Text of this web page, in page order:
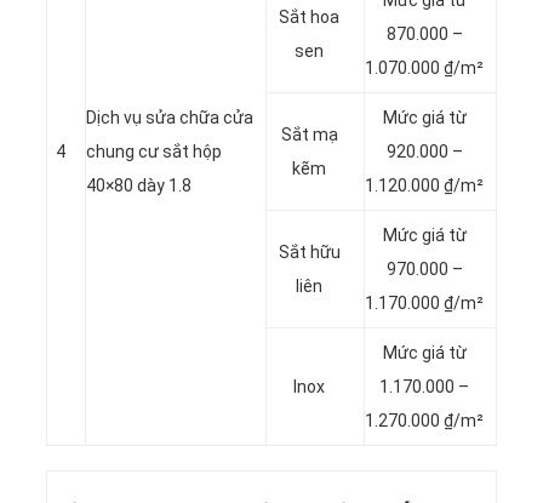
4
Dịch vụ sửa chữa cửa
chung cư sắt hộp
40×80 dày 1.8
Sắt hoa
sen
870.000 –
1.070.000 ₫/m²
Sắt mạ
kẽm
Mức giá từ
920.000 –
1.120.000 ₫/m²
Sắt hữu
liên
Mức giá từ
970.000 –
1.170.000 ₫/m²
Inox
Mức giá từ
1.170.000 –
1.270.000 ₫/m²